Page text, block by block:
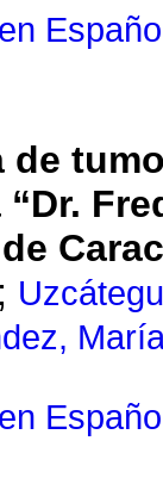
de
;